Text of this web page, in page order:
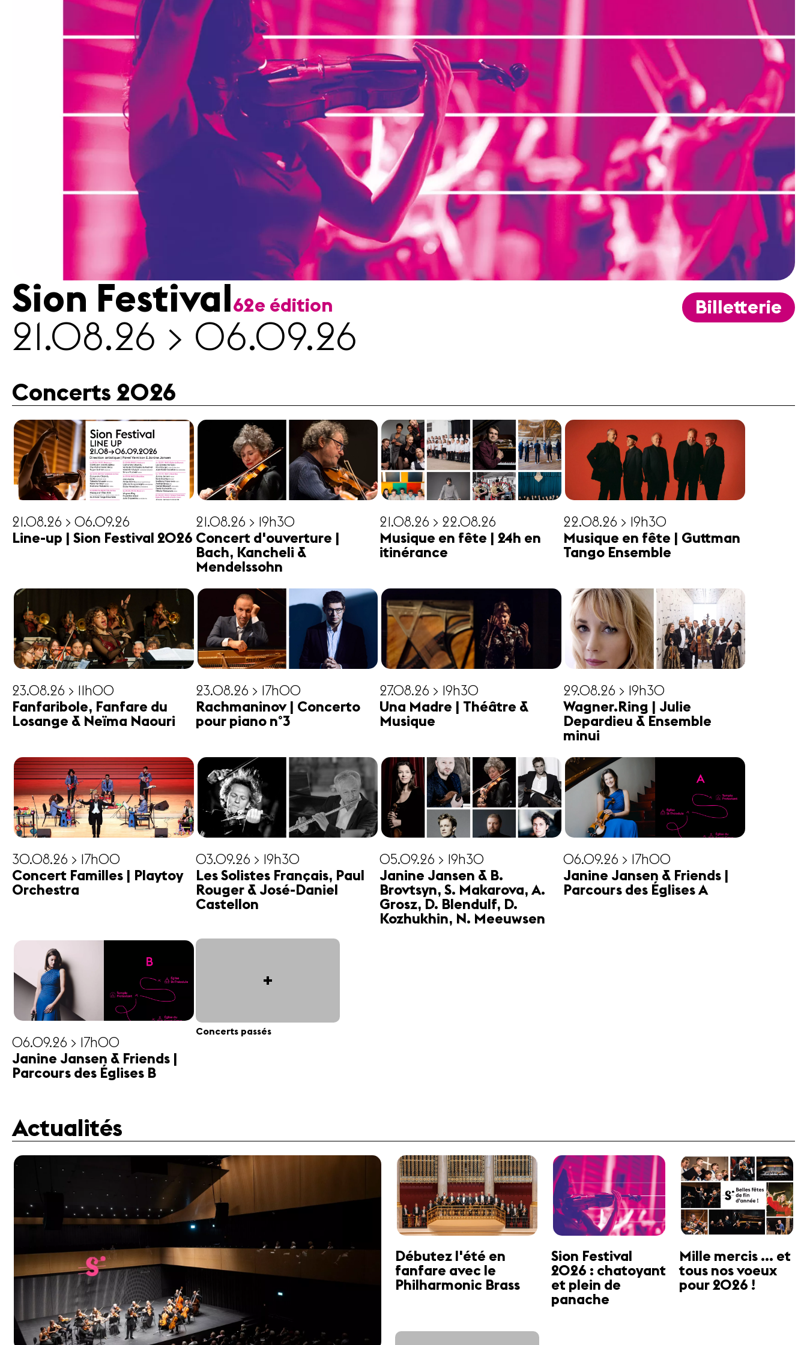
Revue
de
A propos
Mentions
Contact
Sion Festival 62e édition
21.08.26 > 06.09.26
Billetterie
Concerts 2026
21.08.26 > 06.09.26
Line-up | Sion Festival 2026
21.08.26 > 19h30
Concert d'ouverture |
Bach, Kancheli &
Mendelssohn
21.08.26 > 22.08.26
Musique en fête | 24h en
itinérance
22.08.26 > 19h30
Musique en fête | Guttman
Tango Ensemble
23.08.26 > 11h00
Fanfaribole, Fanfare du
Losange & Neïma Naouri
23.08.26 > 17h00
Rachmaninov | Concerto
pour piano n°3
27.08.26 > 19h30
Una Madre | Théâtre &
Musique
29.08.26 > 19h30
Wagner.Ring | Julie
Depardieu & Ensemble
minui
30.08.26 > 17h00
Concert Familles | Playtoy
Orchestra
03.09.26 > 19h30
Les Solistes Français, Paul
Rouger & José-Daniel
Castellon
05.09.26 > 19h30
Janine Jansen & B.
Brovtsyn, S. Makarova, A.
Grosz, D. Blendulf, D.
Kozhukhin, N. Meeuwsen
06.09.26 > 17h00
Janine Jansen & Friends |
Parcours des Églises A
06.09.26 > 17h00
Janine Jansen & Friends |
Parcours des Églises B
+
Concerts passés
Actualités
Débutez l'été en
fanfare avec le
Philharmonic Brass
Sion Festival
2026 : chatoyant
et plein de
panache
Mille mercis ... et
tous nos voeux
pour 2026 !